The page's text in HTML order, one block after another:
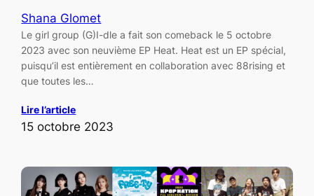
Shana Glomet
Le girl group (G)I-dle a fait son comeback le 5 octobre
2023 avec son neuvième EP Heat. Heat est un EP spécial,
puisqu’il est entièrement en collaboration avec 88rising et
que toutes les…
Lire l’article
15 octobre 2023